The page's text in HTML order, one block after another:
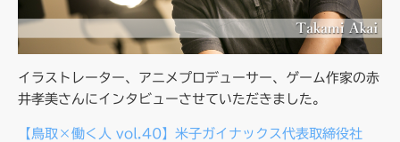
イラストレーター、アニメプロデューサー、ゲーム作家の赤
井孝美さんにインタビューさせていただきました。
【鳥取×働く人 vol.40】米子ガイナックス代表取締役社